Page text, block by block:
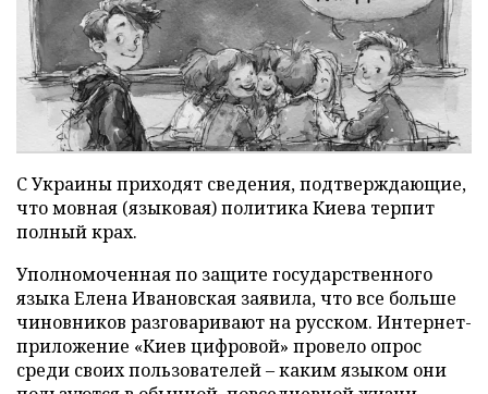
С Украины приходят сведения, подтверждающие,
что мовная (языковая) политика Киева терпит
полный крах.
Уполномоченная по защите государственного
языка Елена Ивановская заявила, что все больше
чиновников разговаривают на русском. Интернет-
приложение «Киев цифровой» провело опрос
среди своих пользователей – каким языком они